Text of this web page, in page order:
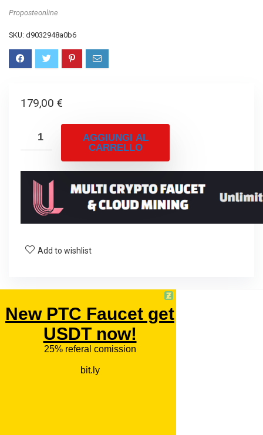
Proposteonline
SKU: d9032948a0b6
179,00 €
AGGIUNGI AL
CARRELLO
Add to wishlist